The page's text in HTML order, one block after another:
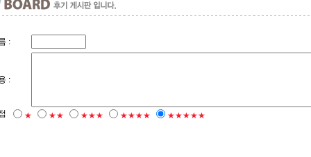
:
:
★ ★★ ★★★ ★★★★ ★★★★★